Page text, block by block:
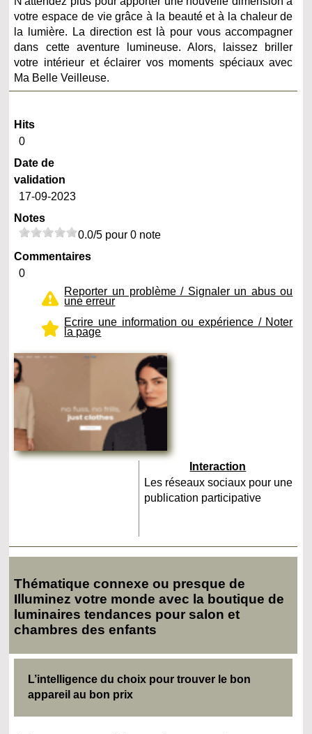
votre espace de vie grâce à la beauté et à la chaleur de
la lumière. La direction est là pour vous accompagner
dans cette aventure lumineuse. Alors, laissez briller
votre intérieur et éclairer vos moments spéciaux avec
Ma Belle Veilleuse.
Hits
0
Date de
validation
17-09-2023
Notes
0.0/5 pour 0 note
Commentaires
0
Reporter un problème / Signaler un abus ou
une erreur
Ecrire une information ou expérience / Noter
la page
Interaction
Les réseaux sociaux pour une
publication participative
Thématique connexe ou presque de
Illuminez votre monde avec la boutique de
luminaires tendances pour salon et
chambres des enfants
L’intelligence du choix pour trouver le bon
appareil au bon prix